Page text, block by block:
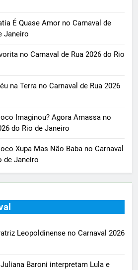
É Quase Amor no Carnaval de
Janeiro
no Carnaval de Rua 2026 do Rio
na Terra no Carnaval de Rua 2026
Imaginou? Agora Amassa no
do Rio de Janeiro
Xupa Mas Não Baba no Carnaval
de Janeiro
Leopoldinense no Carnaval 2026
Baroni interpretam Lula e